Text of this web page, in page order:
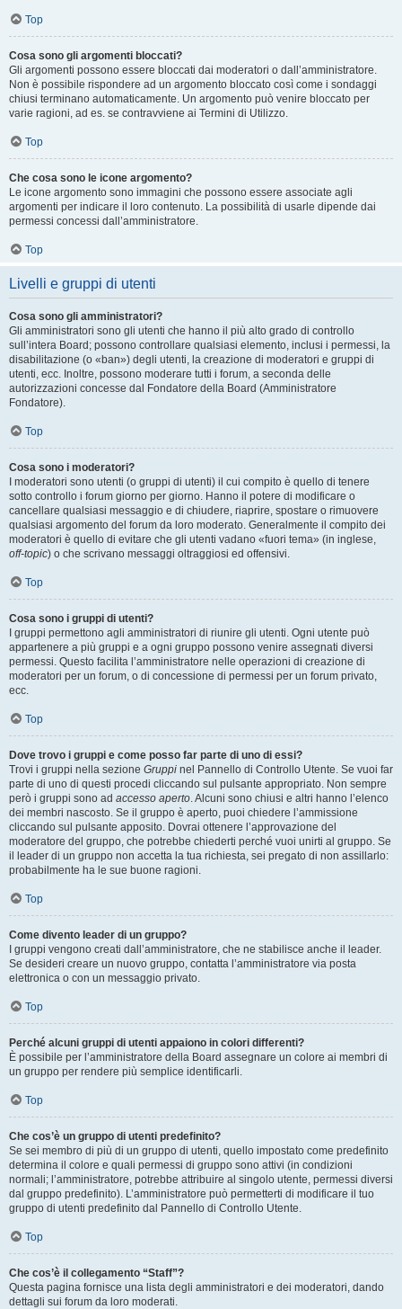
Top
Cosa sono gli argomenti bloccati?
Gli argomenti possono essere bloccati dai moderatori o dall’amministratore.
Non è possibile rispondere ad un argomento bloccato così come i sondaggi
chiusi terminano automaticamente. Un argomento può venire bloccato per
varie ragioni, ad es. se contravviene ai Termini di Utilizzo.
Top
Che cosa sono le icone argomento?
Le icone argomento sono immagini che possono essere associate agli
argomenti per indicare il loro contenuto. La possibilità di usarle dipende dai
permessi concessi dall’amministratore.
Top
Livelli e gruppi di utenti
Cosa sono gli amministratori?
Gli amministratori sono gli utenti che hanno il più alto grado di controllo
sull’intera Board; possono controllare qualsiasi elemento, inclusi i permessi, la
disabilitazione (o «ban») degli utenti, la creazione di moderatori e gruppi di
utenti, ecc. Inoltre, possono moderare tutti i forum, a seconda delle
autorizzazioni concesse dal Fondatore della Board (Amministratore
Fondatore).
Top
Cosa sono i moderatori?
I moderatori sono utenti (o gruppi di utenti) il cui compito è quello di tenere
sotto controllo i forum giorno per giorno. Hanno il potere di modificare o
cancellare qualsiasi messaggio e di chiudere, riaprire, spostare o rimuovere
qualsiasi argomento del forum da loro moderato. Generalmente il compito dei
moderatori è quello di evitare che gli utenti vadano «fuori tema» (in inglese,
off-topic) o che scrivano messaggi oltraggiosi ed offensivi.
Top
Cosa sono i gruppi di utenti?
I gruppi permettono agli amministratori di riunire gli utenti. Ogni utente può
appartenere a più gruppi e a ogni gruppo possono venire assegnati diversi
permessi. Questo facilita l’amministratore nelle operazioni di creazione di
moderatori per un forum, o di concessione di permessi per un forum privato,
ecc.
Top
Dove trovo i gruppi e come posso far parte di uno di essi?
Trovi i gruppi nella sezione Gruppi nel Pannello di Controllo Utente. Se vuoi far
parte di uno di questi procedi cliccando sul pulsante appropriato. Non sempre
però i gruppi sono ad accesso aperto. Alcuni sono chiusi e altri hanno l’elenco
dei membri nascosto. Se il gruppo è aperto, puoi chiedere l’ammissione
cliccando sul pulsante apposito. Dovrai ottenere l’approvazione del
moderatore del gruppo, che potrebbe chiederti perché vuoi unirti al gruppo. Se
il leader di un gruppo non accetta la tua richiesta, sei pregato di non assillarlo:
probabilmente ha le sue buone ragioni.
Top
Come divento leader di un gruppo?
I gruppi vengono creati dall’amministratore, che ne stabilisce anche il leader.
Se desideri creare un nuovo gruppo, contatta l’amministratore via posta
elettronica o con un messaggio privato.
Top
Perché alcuni gruppi di utenti appaiono in colori differenti?
È possibile per l’amministratore della Board assegnare un colore ai membri di
un gruppo per rendere più semplice identificarli.
Top
Che cos’è un gruppo di utenti predefinito?
Se sei membro di più di un gruppo di utenti, quello impostato come predefinito
determina il colore e quali permessi di gruppo sono attivi (in condizioni
normali; l’amministratore, potrebbe attribuire al singolo utente, permessi diversi
dal gruppo predefinito). L’amministratore può permetterti di modificare il tuo
gruppo di utenti predefinito dal Pannello di Controllo Utente.
Top
Che cos’è il collegamento “Staff”?
Questa pagina fornisce una lista degli amministratori e dei moderatori, dando
dettagli sui forum da loro moderati.